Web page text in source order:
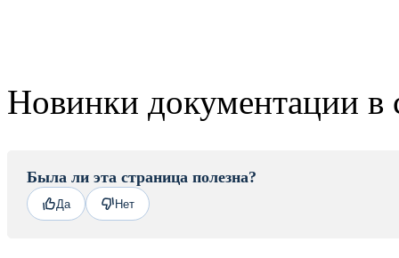
Новинки документации в
Была ли эта страница полезна?
Да Нет